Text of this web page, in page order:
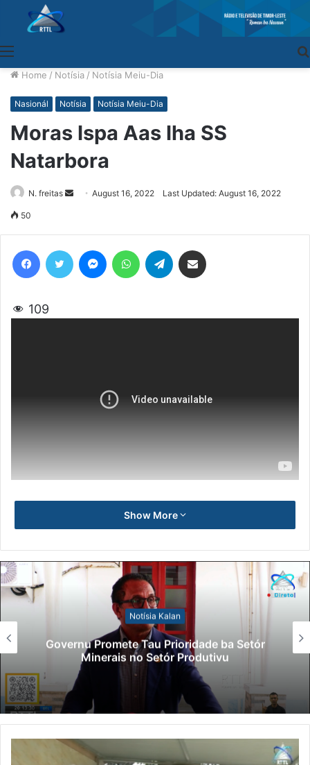
Home / Notísia / Notísia Meiu-Dia
Nasionál Notísia Notísia Meiu-Dia
Moras Ispa Aas Iha SS
Natarbora
N. freitas
SendAugust 16, 2022 Last Updated: August 16, 2022
50
109
Show More
Notísia Kalan
Governu Promete Tau Prioridade ba Setór
Minerais no Setór Produtivu